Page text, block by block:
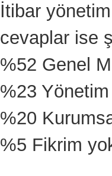
İtibar
cevaplar ise
%52 Genel
%23
%20
%5 Fikrim